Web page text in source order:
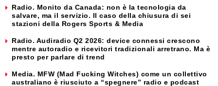
Radio. Monito da Canada: non è la tecnologia da
salvare, ma il servizio. Il caso della chiusura di sei
stazioni della Rogers Sports & Media
Radio. Audiradio Q2 2026: device connessi crescono
mentre autoradio e ricevitori tradizionali arretrano. Ma è
presto per parlare di trend
Media. MFW (Mad Fucking Witches) come un collettivo
australiano è riusciuto a “spegnere” radio e podcast